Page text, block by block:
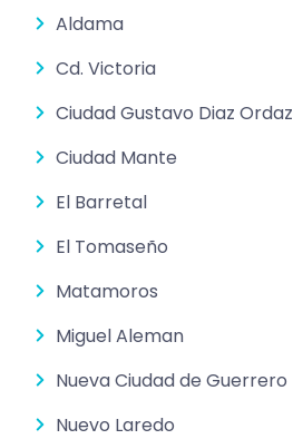
Aldama
Cd. Victoria
Ciudad Gustavo Diaz Ordaz
Ciudad Mante
El Barretal
El Tomaseño
Matamoros
Miguel Aleman
Nueva Ciudad de Guerrero
Nuevo Laredo